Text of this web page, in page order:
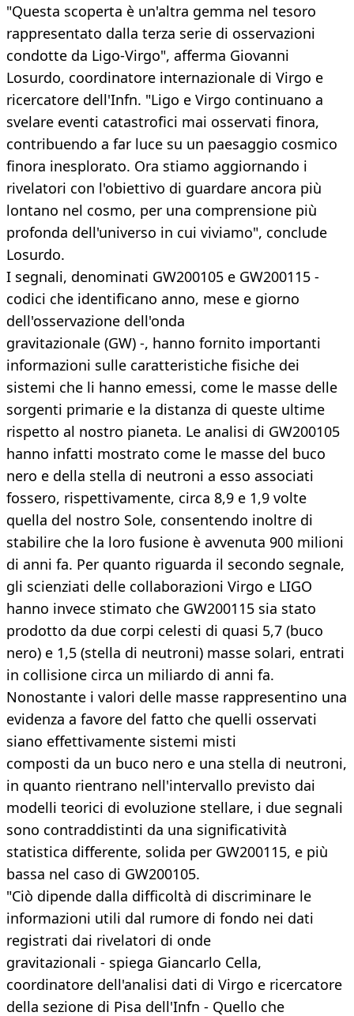
"Questa scoperta è un'altra gemma nel tesoro
rappresentato dalla terza serie di osservazioni
condotte da Ligo-Virgo", afferma Giovanni
Losurdo, coordinatore internazionale di Virgo e
ricercatore dell'Infn. "Ligo e Virgo continuano a
svelare eventi catastrofici mai osservati finora,
contribuendo a far luce su un paesaggio cosmico
finora inesplorato. Ora stiamo aggiornando i
rivelatori con l'obiettivo di guardare ancora più
lontano nel cosmo, per una comprensione più
profonda dell'universo in cui viviamo", conclude
Losurdo.
I segnali, denominati GW200105 e GW200115 -
codici che identificano anno, mese e giorno
dell'osservazione dell'onda
gravitazionale (GW) -, hanno fornito importanti
informazioni sulle caratteristiche fisiche dei
sistemi che li hanno emessi, come le masse delle
sorgenti primarie e la distanza di queste ultime
rispetto al nostro pianeta. Le analisi di GW200105
hanno infatti mostrato come le masse del buco
nero e della stella di neutroni a esso associati
fossero, rispettivamente, circa 8,9 e 1,9 volte
quella del nostro Sole, consentendo inoltre di
stabilire che la loro fusione è avvenuta 900 milioni
di anni fa. Per quanto riguarda il secondo segnale,
gli scienziati delle collaborazioni Virgo e LIGO
hanno invece stimato che GW200115 sia stato
prodotto da due corpi celesti di quasi 5,7 (buco
nero) e 1,5 (stella di neutroni) masse solari, entrati
in collisione circa un miliardo di anni fa.
Nonostante i valori delle masse rappresentino una
evidenza a favore del fatto che quelli osservati
siano effettivamente sistemi misti
composti da un buco nero e una stella di neutroni,
in quanto rientrano nell'intervallo previsto dai
modelli teorici di evoluzione stellare, i due segnali
sono contraddistinti da una significatività
statistica differente, solida per GW200115, e più
bassa nel caso di GW200105.
"Ciò dipende dalla difficoltà di discriminare le
informazioni utili dal rumore di fondo nei dati
registrati dai rivelatori di onde
gravitazionali - spiega Giancarlo Cella,
coordinatore dell'analisi dati di Virgo e ricercatore
della sezione di Pisa dell'Infn - Quello che